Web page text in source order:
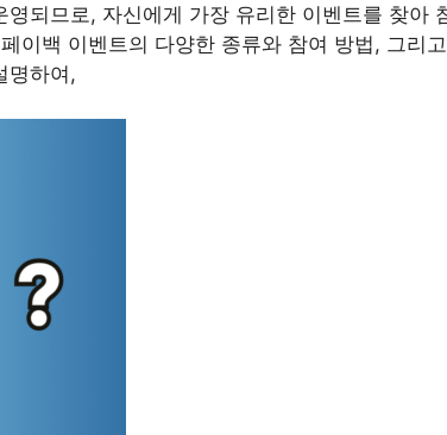
영되므로, 자신에게 가장 유리한 이벤트를 찾아
이백 이벤트의 다양한 종류와 참여 방법, 그리
명하여,